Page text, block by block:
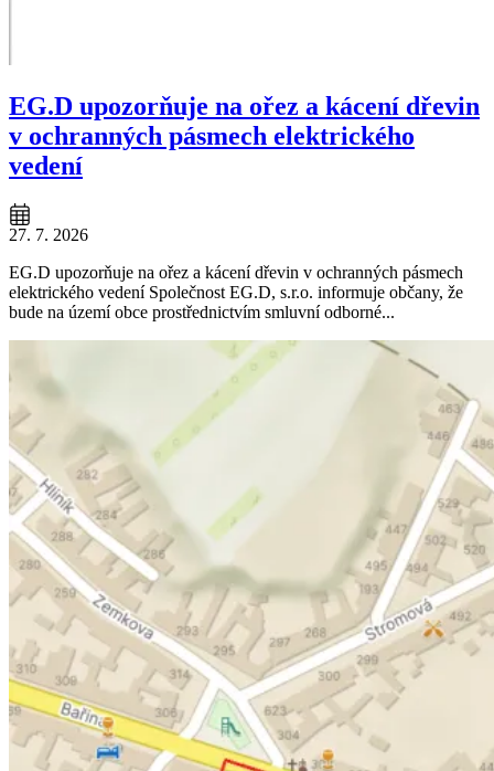
EG.D upozorňuje na ořez a kácení dřevin
v ochranných pásmech elektrického
vedení
27. 7. 2026
EG.D upozorňuje na ořez a kácení dřevin v ochranných pásmech
elektrického vedení Společnost EG.D, s.r.o. informuje občany, že
bude na území obce prostřednictvím smluvní odborné...